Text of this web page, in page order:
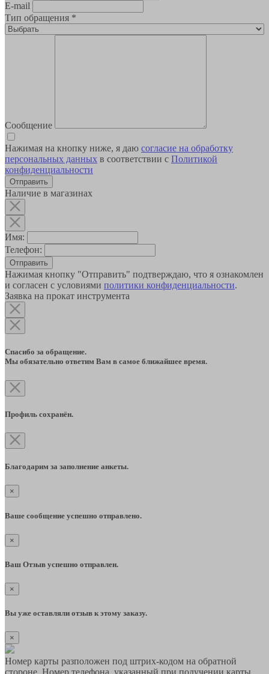
E-mail
Тип обращения *
Сообщение
Нажимая на кнопку ниже, я даю согласие на обработку
персональных данных в соответствии с Политикой
конфиденциальности
Наличие в магазинах
Имя:
Телефон:
Отправить
Нажимая кнопку "Отправить" подтверждаю, что я ознакомлен
и согласен с условиями политики конфиденциальности.
Заявка на прокат инструмента
Спасибо за обращение.
Мы обязательно ответим Вам в самое ближайшее время.
Профиль сохранён.
Благодарим за заполнение анкеты.
×
Ваше сообщение успешно отправлено.
×
Ваш Отзыв успешно отправлен.
×
Вы уже оставляли отзыв к этому заказу.
×
Номер карты разположен под штрих-кодом на обратной